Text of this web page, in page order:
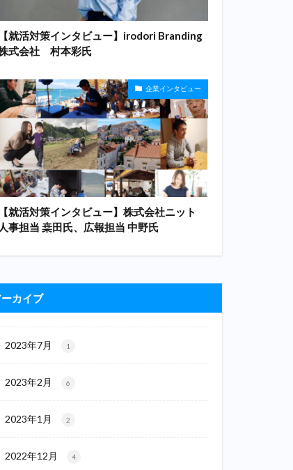
【就活対策インタビュー】irodori Branding
式会社 村本彩氏
企業インタビュー
【就活対策インタビュー】株式会社ニット
人事担当 桒田氏、広報担当 中野氏
カイブ
2023年7月 1
2023年2月 6
2023年1月 2
2022年12月 4